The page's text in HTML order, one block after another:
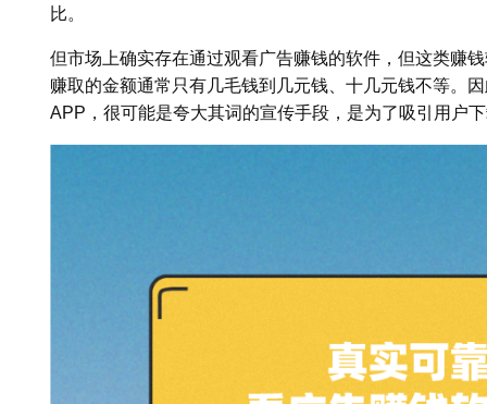
比。
但市场上确实存在通过观看广告赚钱的软件，但这类赚
赚取的金额通常只有几毛钱到几元钱、十几元钱不等。
APP，很可能是夸大其词的宣传手段，是为了吸引用户